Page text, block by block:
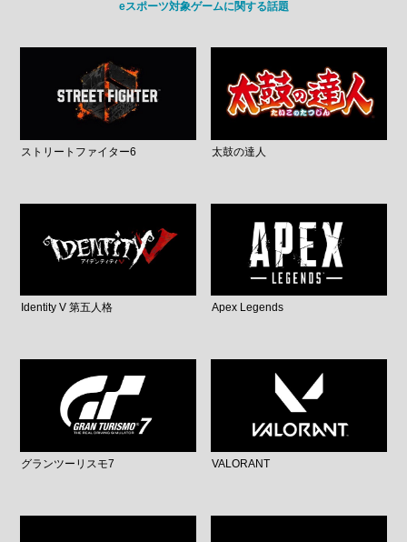
eスポーツ対象ゲームに関する話題
ストリートファイター6 太鼓の達人
Identity V 第五人格 Apex Legends
グランツーリスモ7 VALORANT